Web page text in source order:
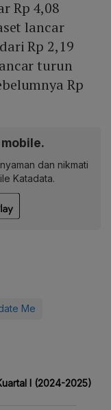
Rp 4,08
lancar
Rp 2,19
turun
Rp
dan nikmati
Katadata.
Me